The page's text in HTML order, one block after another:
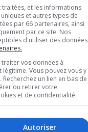
et les informations
et autres types de
par 66 partenaires, ainsi
par ce site. Nos
d'utiliser des données
vos données à
Vous pouvez vous y
un lien en bas de
ou retirer votre
et de confidentialité.
Autoriser